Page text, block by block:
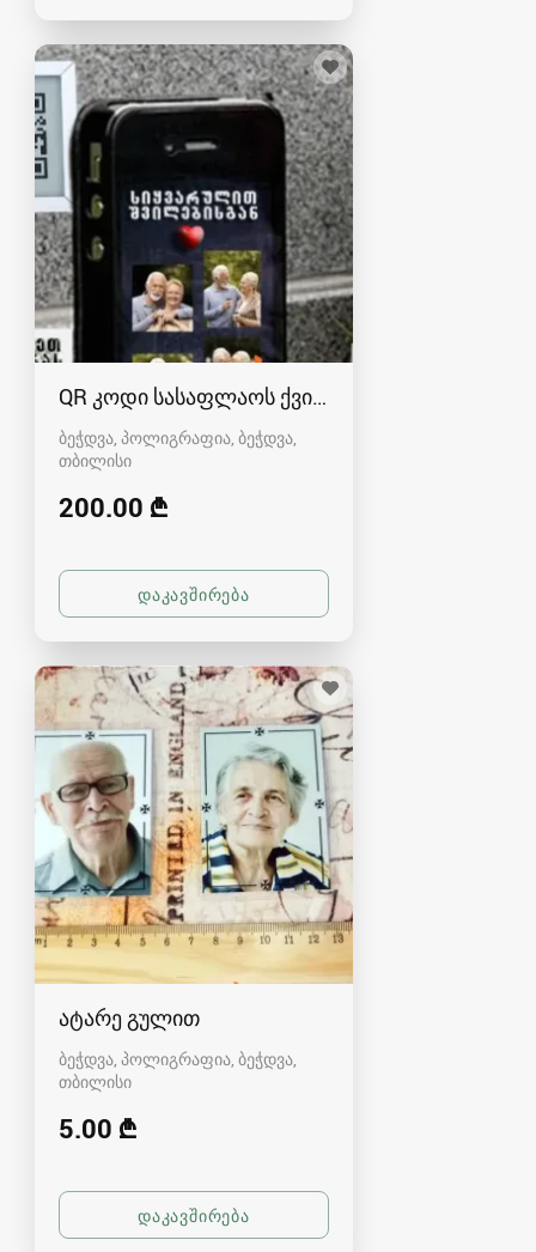
QR კოდი სასაფლაოს ქვისთვის
ბეჭდვა, პოლიგრაფია, ბეჭდვა
თბილისი
200.00 ₾
ატარე გულით
ბეჭდვა, პოლიგრაფია, ბეჭდვა
თბილისი
5.00 ₾